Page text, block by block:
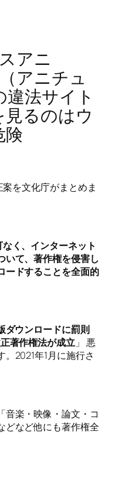
アニ
アニチュ
違法サイト
るのはウ
険
を文化庁がまとめま
く、インターネット
いて、著作権を侵害し
ードすることを全面的
ダウンロードに罰則
著作権法が成立」 悪
2021年1月に施行さ
音楽・映像・論文・コ
どなど他にも著作権全